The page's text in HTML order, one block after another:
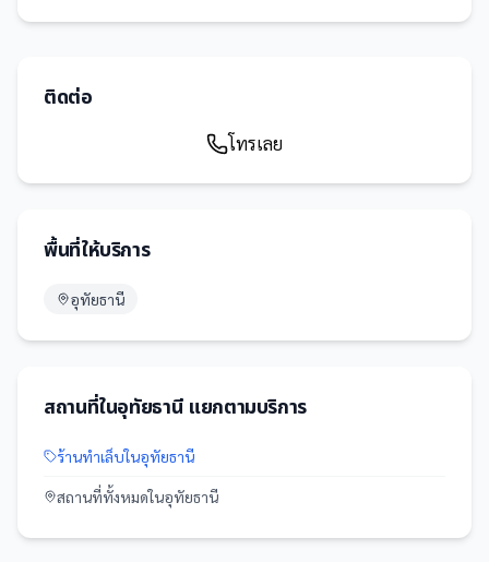
ติดต่อ
โทรเลย
พื้นที่ให้บริการ
อุทัยธานี
สถานที่ในอุทัยธานีแยกตามบริการ
ร้านทำเล็บในอุทัยธานี
สถานที่ทั้งหมดในอุทัยธานี